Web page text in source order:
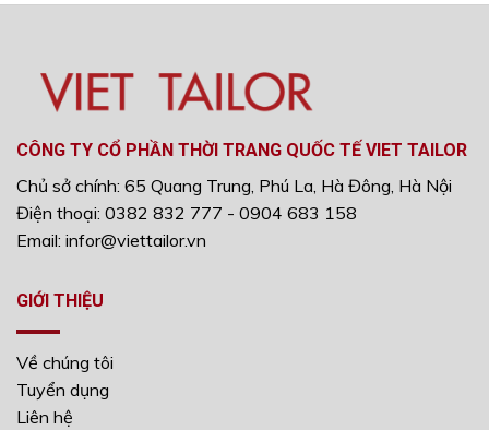
CÔNG TY CỔ PHẦN THỜI TRANG QUỐC TẾ VIET TAILOR
Chủ sở chính: 65 Quang Trung, Phú La, Hà Đông, Hà Nội
Điện thoại: 0382 832 777 - 0904 683 158
Email: infor@viettailor.vn
GIỚI THIỆU
Về chúng tôi
Tuyển dụng
Liên hệ